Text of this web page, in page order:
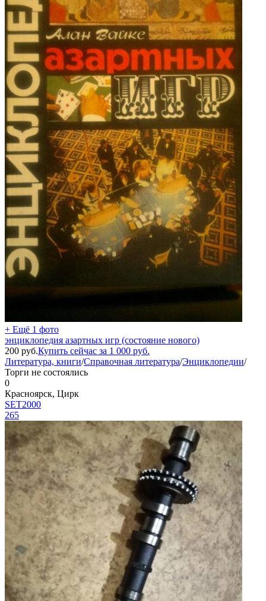
+ Ещё 1 фото
энциклопедия азартных игр (состояние нового)
200 руб.Купить сейчас за 1 000 руб.
Литература, книги/Справочная литература/Энциклопедии/
Торги не состоялись
0
Красноярск, Цирк
SET2000
265